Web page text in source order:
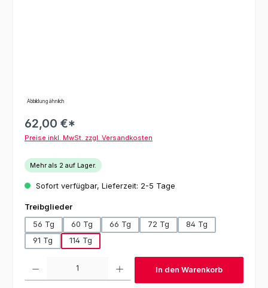
Abbildung ähnlich
62,00 €*
Preise inkl. MwSt. zzgl. Versandkosten
Mehr als 2 auf Lager.
Sofort verfügbar, Lieferzeit: 2-5 Tage
Treibgliederauswählen
56 Tg
60 Tg 66 Tg 72 Tg
84 Tg
91 Tg
114 Tg
Produkt Anzahl: Gib den gewünschten Wert ein oder benutze die
In den Warenkorb